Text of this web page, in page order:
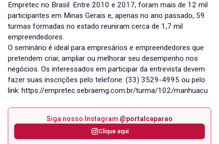
Empretec no Brasil. Entre 2010 e 2017, foram mais de 12 mil
participantes em Minas Gerais e, apenas no ano passado, 59
turmas formadas no estado reuniram cerca de 1,7 mil
empreendedores.
O seminário é ideal para empresários e empreendedores que
pretendem criar, ampliar ou melhorar seu desempenho nos
negócios. Os interessados em participar da entrevista devem
fazer suas inscrições pelo telefone: (33) 3529-4995 ou pelo
link: https://empretec.sebraemg.com.br/turma/102/manhuacu
Siga nosso Instagram @portalcaparao
Clique aqui